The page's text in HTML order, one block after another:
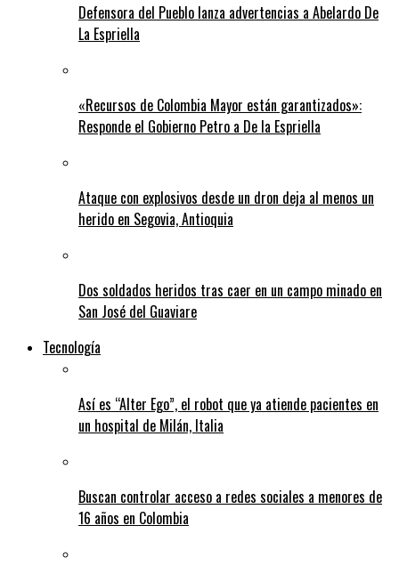
Defensora del Pueblo lanza advertencias a Abelardo De
La Espriella
«Recursos de Colombia Mayor están garantizados»:
Responde el Gobierno Petro a De la Espriella
Ataque con explosivos desde un dron deja al menos un
herido en Segovia, Antioquia
Dos soldados heridos tras caer en un campo minado en
San José del Guaviare
Tecnología
Así es “Alter Ego”, el robot que ya atiende pacientes en
un hospital de Milán, Italia
Buscan controlar acceso a redes sociales a menores de
16 años en Colombia